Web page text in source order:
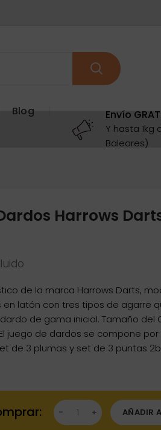
Blog Envío
Y hasta 1kg
Baleares)
Harrows
de la marca Harrows Darts,
latón con tres tipos de agarre
de gama inicial. Tamaño del
juego de dardos se compone por
de 3 plumas y set de 3 puntas
Dardos Harrows Darts Vivid
AÑADIR